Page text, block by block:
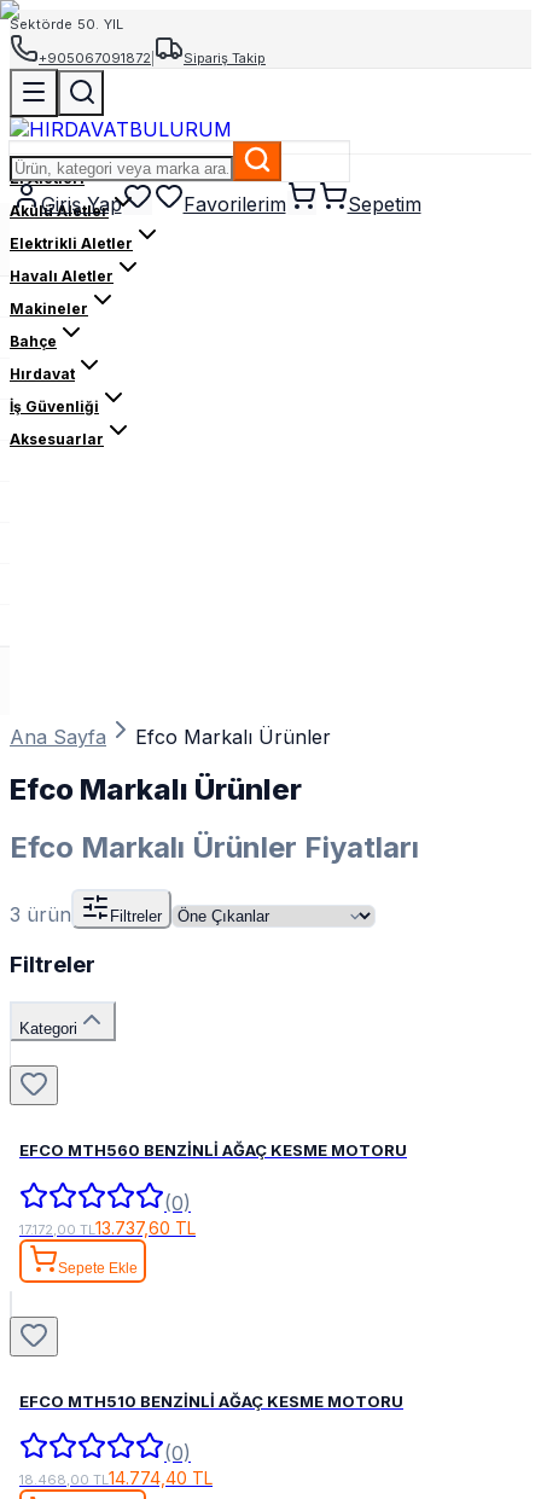
Sektörde 50. YIL
+905067091872
Sipariş Takip
Giriş Yap Favorilerim Sepetim
El Aletleri
Akülü Aletler
Elektrikli Aletler
Havalı Aletler
Makineler
Bahçe
Hırdavat
İş Güvenliği
Aksesuarlar
Ana Sayfa Efco Markalı Ürünler
Efco Markalı Ürünler
Efco Markalı Ürünler Fiyatları
3 ürün Filtreler
Filtreler
Kategori
EFCO MTH560 BENZİNLİ AĞAÇ KESME MOTORU
(0)
17.172,00 TL 13.737,60 TL
Sepete Ekle
EFCO MTH510 BENZİNLİ AĞAÇ KESME MOTORU
(0)
18.468,00 TL14.774,40 TL